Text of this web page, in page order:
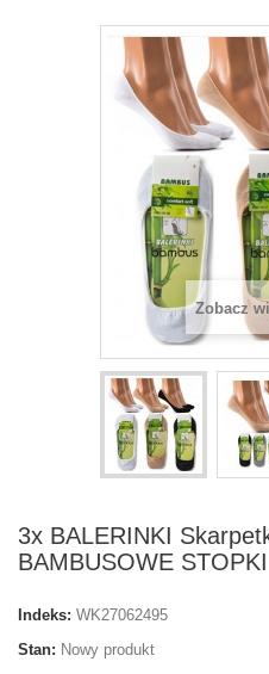
Zobacz
3x BALERINKI
BAMBUSOWE
Indeks: WK27062495
Stan: Nowy produkt